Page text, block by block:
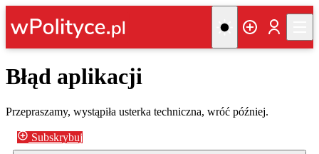
Błąd aplikacji
Przepraszamy, wystąpiła usterka techniczna, wróć później.
Subskrybuj